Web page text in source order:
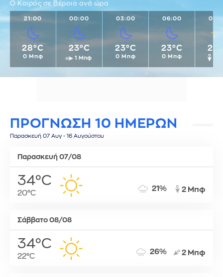
Ο Καιρός σε Βέροια ανά ώρα
21:00
28°C
0 Μπφ
00:00
23°C
1 Μπφ
03:00
23°C
0 Μπφ
06:00
23°C
0 Μπφ
ΠΡΟΓΝΩΣΗ 10 ΗΜΕΡΩΝ
Παρασκευή 07 Αυγ - 16 Αυγούστου
Παρασκευή 07/08
34°C
20°C
21% 2 Μπφ
Σάββατο 08/08
34°C
22°C
26% 2 Μπφ